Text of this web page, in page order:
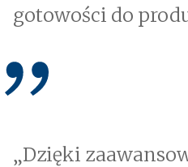
gotowości do
„Dzięki